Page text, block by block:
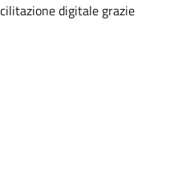
digitale grazie